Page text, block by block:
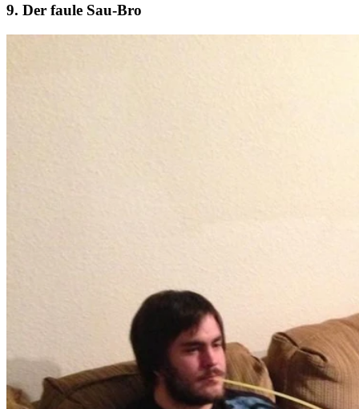
9. Der faule Sau-Bro